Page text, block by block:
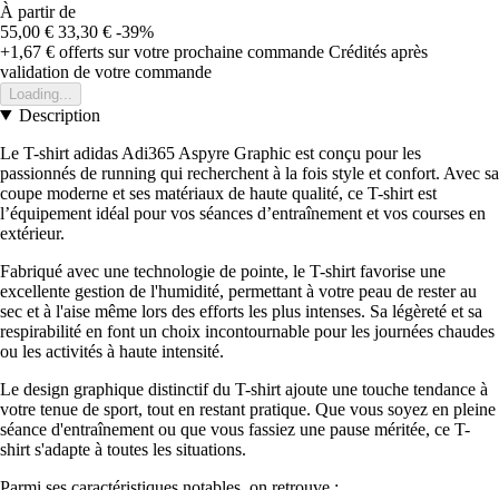
À partir de
55,00 € 33,30 € -39%
+1,67 € offerts sur votre prochaine commande Crédités après
validation de votre commande
Loading...
Description
Le T-shirt adidas Adi365 Aspyre Graphic est conçu pour les
passionnés de running qui recherchent à la fois style et confort. Avec sa
coupe moderne et ses matériaux de haute qualité, ce T-shirt est
l’équipement idéal pour vos séances d’entraînement et vos courses en
extérieur.
Fabriqué avec une technologie de pointe, le T-shirt favorise une
excellente gestion de l'humidité, permettant à votre peau de rester au
sec et à l'aise même lors des efforts les plus intenses. Sa légèreté et sa
respirabilité en font un choix incontournable pour les journées chaudes
ou les activités à haute intensité.
Le design graphique distinctif du T-shirt ajoute une touche tendance à
votre tenue de sport, tout en restant pratique. Que vous soyez en pleine
séance d'entraînement ou que vous fassiez une pause méritée, ce T-
shirt s'adapte à toutes les situations.